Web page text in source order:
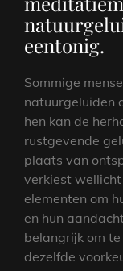
eentonig.
Sommige
natuurgeluiden
hen kan de
rustgevende
plaats van
verkiest
elementen om
en hun
belangrijk om
dezelfde